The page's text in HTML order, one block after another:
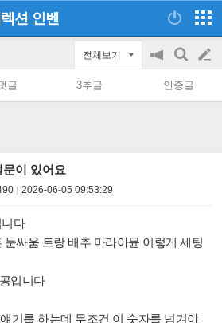
션 인벤
전체보기
공
on/off
검
색
글
쓰
글 3추글 인증글
이 있어요
2026-06-05 09:53:29
다
싸움 트랑 배추 마라아뮨 이렇게 세팅
입니다
기를 하는데 무조건 이 숫자를 넘겨야